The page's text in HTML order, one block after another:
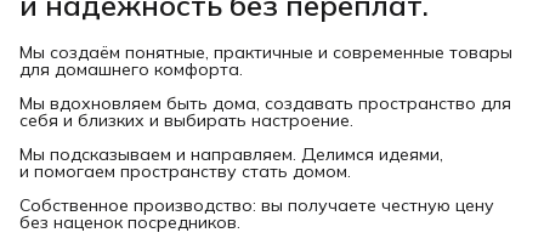
Мы создаём понятные, практичные и современные товары
для домашнего комфорта.
Мы вдохновляем быть дома, создавать пространство для
себя и близких и выбирать настроение.
Мы подсказываем и направляем. Делимся идеями,
и помогаем пространству стать домом.
Собственное производство: вы получаете честную цену
без наценок посредников.